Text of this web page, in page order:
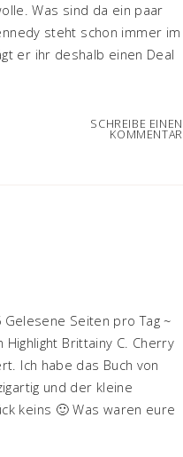
Was sind da ein paar
steht schon immer im
er ihr deshalb einen Deal
SCHREIBE EINEN
KOMMENTAR
Seiten pro Tag ~
Brittainy C. Cherry
Ich habe das Buch von
und der kleine
keins 🙂 Was waren eure